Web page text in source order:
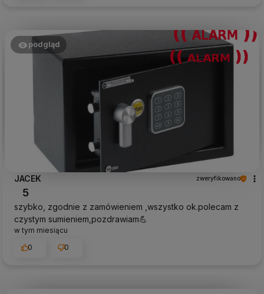
podgląd
JACEK zweryfikowano
5
szybko, zgodnie z zamówieniem ,wszystko ok.polecam z
czystym sumieniem,pozdrawiam💪
w tym miesiącu
0
0